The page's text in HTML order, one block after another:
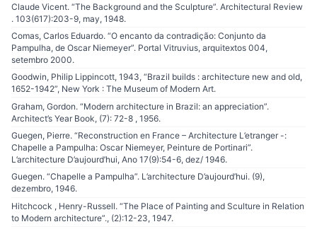
Claude Vicent. “The Background and the Sculpture”. Architectural Review
. 103(617):203-9, may, 1948.
Comas, Carlos Eduardo. “O encanto da contradição: Conjunto da
Pampulha, de Oscar Niemeyer”. Portal Vitruvius, arquitextos 004,
setembro 2000.
Goodwin, Philip Lippincott, 1943, “Brazil builds : architecture new and old,
1652-1942”, New York : The Museum of Modern Art.
Graham, Gordon. “Modern architecture in Brazil: an appreciation”.
Architect’s Year Book, (7): 72-8 , 1956.
Guegen, Pierre. “Reconstruction en France – Architecture L’etranger -:
Chapelle a Pampulha: Oscar Niemeyer, Peinture de Portinari”.
L’architecture D’aujourd’hui, Ano 17(9):54-6, dez/ 1946.
Guegen. “Chapelle a Pampulha”. L’architecture D’aujourd’hui. (9),
dezembro, 1946.
Hitchcock , Henry-Russell. “The Place of Painting and Sculture in Relation
to Modern architecture”., (2):12-23, 1947.